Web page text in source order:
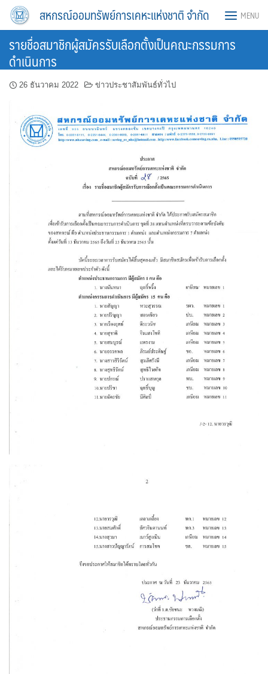
Skip
content
สหกรณ์ออมทรัพย์การเคหะแห่งชาติ จำกัด MENU
รายชื่อสมาชิกผู้สมัครรับเลือกตั้งเป็นคณะกรรมการ
ดำเนินการ
26 ธันวาคม 2022 ข่าวประชาสัมพันธ์ทั่วไป